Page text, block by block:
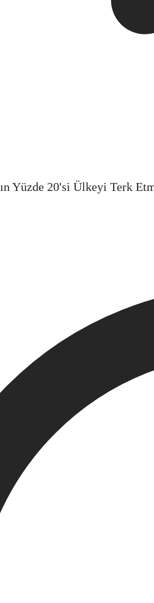
Yüzde 20'si Ülkeyi Terk